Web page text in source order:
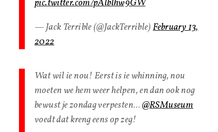
pic.twitter.com/pAlblhw9GW
— Jack Terrible (@JackTerrible)February 13,
2022
Wat wil ie nou! Eerst is ie whinning, nou
moeten we hem weer helpen, en dan ook nog
bewust je zondag verpesten…@RSMuseum
voedt dat kreng eens op zeg!